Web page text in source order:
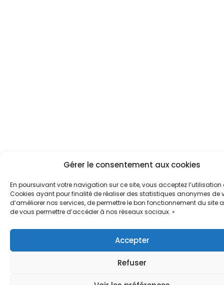
Gérer le consentement aux cookies
En poursuivant votre navigation sur ce site, vous acceptez l’utilisation
Cookies ayant pour finalité de réaliser des statistiques anonymes de
d’améliorer nos services, de permettre le bon fonctionnement du site
de vous permettre d’accéder à nos réseaux sociaux. »
Accepter
Refuser